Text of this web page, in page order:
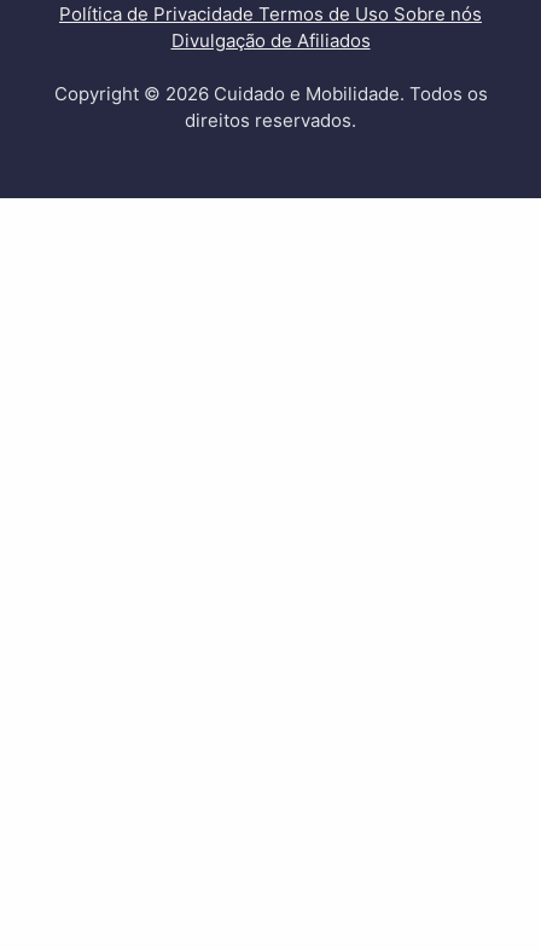
Política de Privacidade Termos de Uso Sobre nós
Divulgação de Afiliados
Copyright © 2026 Cuidado e Mobilidade. Todos os
direitos reservados.